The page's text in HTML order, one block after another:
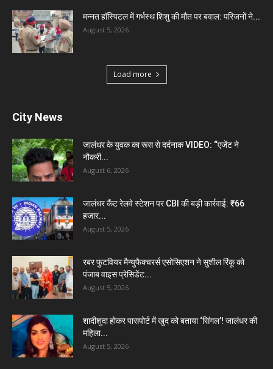
मन्नत हॉस्पिटल में गर्भस्थ शिशु की मौत पर बवाल: परिजनों ने...
August 5, 2026
Load more
City News
जालंधर के युवक का रूस से दर्दनाक VIDEO: “एजेंट ने
नौकरी...
August 6, 2026
जालंधर कैंट रेलवे स्टेशन पर CBI की बड़ी कार्रवाई: ₹66
हजार...
August 5, 2026
रबर फुटवियर मैन्युफैक्चरर्स एसोसिएशन ने सुशील रिंकू को
पंजाब वाइस प्रेसिडेंट...
August 5, 2026
शादीशुदा होकर पासपोर्ट में खुद को बताया ‘सिंगल’! जालंधर की
महिला...
August 5, 2026